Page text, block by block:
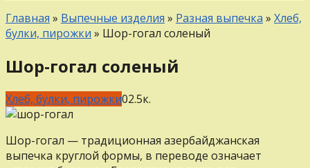
Главная » Выпечные изделия » Разная выпечка » Хлеб,
булки, пирожки » Шор-гогал соленый
Шор-гогал соленый
Хлеб, булки, пирожки02.5к.
Шор-гогал — традиционная азербайджанская
выпечка круглой формы, в переводе означает